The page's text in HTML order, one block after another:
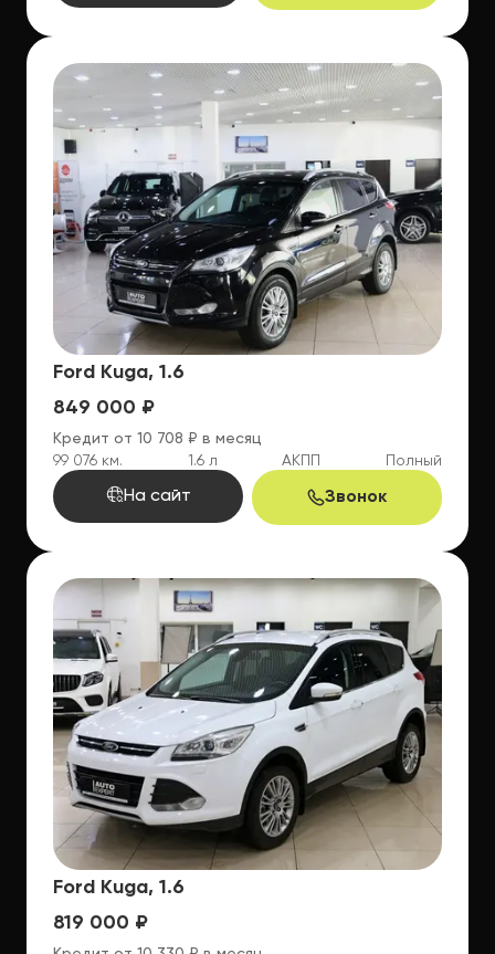
Ford Kuga, 1.6
849 000 ₽
Кредит от 10 708 ₽ в месяц
99 076 км.
1.6 л АКПП Полный
На сайт Звонок
Ford Kuga, 1.6
819 000 ₽